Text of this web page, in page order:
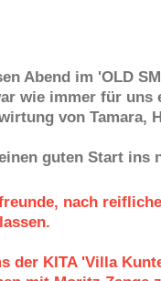
Abend im 'OLD
wie immer für
von Tamara,
guten Start ins
nach
der KITA 'Villa